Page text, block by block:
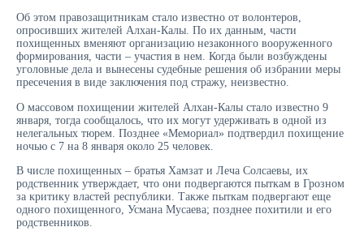
Об этом правозащитникам стало известно от волонтеров,
опросивших жителей Алхан-Калы. По их данным, части
похищенных вменяют организацию незаконного вооруженного
формирования, части – участия в нем. Когда были возбуждены
уголовные дела и вынесены судебные решения об избрании меры
пресечения в виде заключения под стражу, неизвестно.
О массовом похищении жителей Алхан-Калы стало известно 9
января, тогда сообщалось, что их могут удерживать в одной из
нелегальных тюрем. Позднее «Мемориал» подтвердил похищение
ночью с 7 на 8 января около 25 человек.
В числе похищенных – братья Хамзат и Леча Солсаевы, их
родственник утверждает, что они подвергаются пыткам в Грозном
за критику властей республики. Также пыткам подвергают еще
одного похищенного, Усмана Мусаева; позднее похитили и его
родственников.